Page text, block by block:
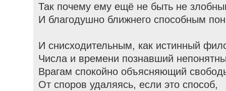
Так почему ему ещё не быть не
И благодушно ближнего способным
И снисходительным, как истинный
Числа и времени познавший
Врагам спокойно объясняющий
От споров удаляясь, если это способ,